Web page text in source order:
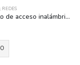
, REDES
HPE Aruba Instant ON AP12 (RW) – Punto de acceso inalámbrico)